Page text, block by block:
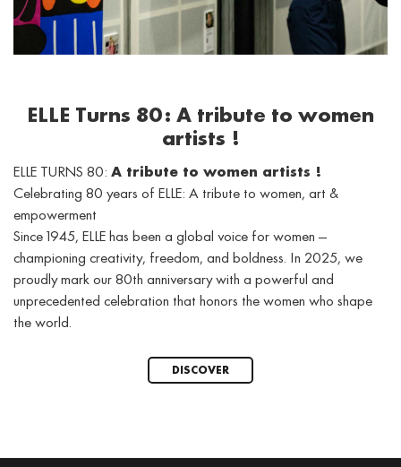
ELLE Turns 80: A tribute to women
artists !
ELLE TURNS 80: A tribute to women artists !
Celebrating 80 years of ELLE: A tribute to women, art &
empowerment
Since 1945, ELLE has been a global voice for women —
championing creativity, freedom, and boldness. In 2025, we
proudly mark our 80th anniversary with a powerful and
unprecedented celebration that honors the women who shape
the world.
DISCOVER